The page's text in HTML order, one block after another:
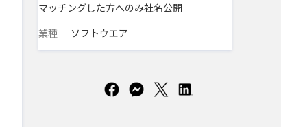
マッチングした方へのみ社名公開
業種
ソフトウエア